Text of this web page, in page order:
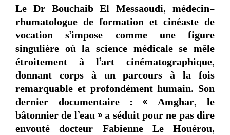
Le Dr Bouchaib El Messaoudi, médecin-
rhumatologue de formation et cinéaste de
vocation s’impose comme une figure
singulière où la science médicale se mêle
étroitement à l’art cinématographique,
donnant corps à un parcours à la fois
remarquable et profondément humain. Son
dernier documentaire : « Amghar, le
bâtonnier de l’eau » a séduit pour ne pas dire
envouté docteur Fabienne Le Houérou,